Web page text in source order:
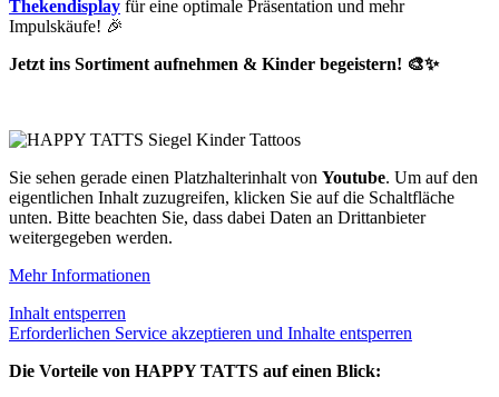
Thekendisplay für eine optimale Präsentation und mehr
Impulskäufe! 🎉
Jetzt ins Sortiment aufnehmen & Kinder begeistern! 🎨✨
Sie sehen gerade einen Platzhalterinhalt von Youtube. Um auf den
eigentlichen Inhalt zuzugreifen, klicken Sie auf die Schaltfläche
unten. Bitte beachten Sie, dass dabei Daten an Drittanbieter
weitergegeben werden.
Mehr Informationen
Inhalt entsperren
Erforderlichen Service akzeptieren und Inhalte entsperren
Die Vorteile von HAPPY TATTS auf einen Blick: